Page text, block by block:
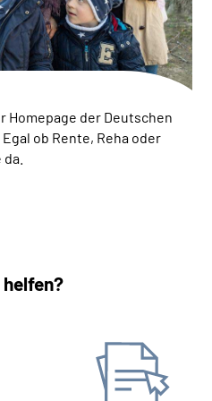
(DGS)
Homepage der Deutschen
ob Rente, Reha oder
helfen?